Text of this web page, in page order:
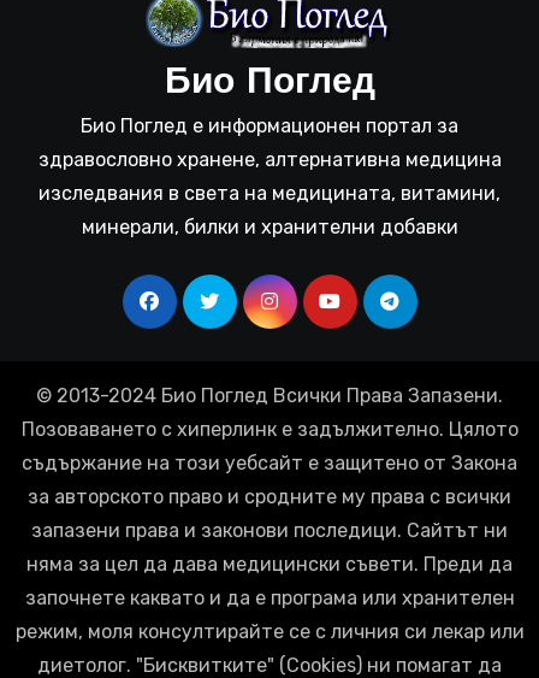
Био Поглед
Био Поглед е информационен портал за
здравословно хранене, алтернативна медицина
изследвания в света на медицината, витамини,
минерали, билки и хранителни добавки
© 2013-2024 Био Поглед Всички Права Запазени.
Позоваването с хиперлинк е задължително. Цялото
съдържание на този уебсайт е защитено от Закона
за авторското право и сродните му права с всички
запазени права и законови последици. Сайтът ни
няма за цел да дава медицински съвети. Преди да
започнете каквато и да е програма или хранителен
режим, моля консултирайте се с личния си лекар или
диетолог. "Бисквитките" (Cookies) ни помагат да